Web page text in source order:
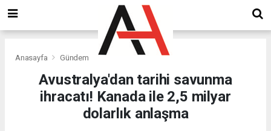
Anasayfa Gündem
Avustralya'dan tarihi savunma
ihracatı! Kanada ile 2,5 milyar
dolarlık anlaşma